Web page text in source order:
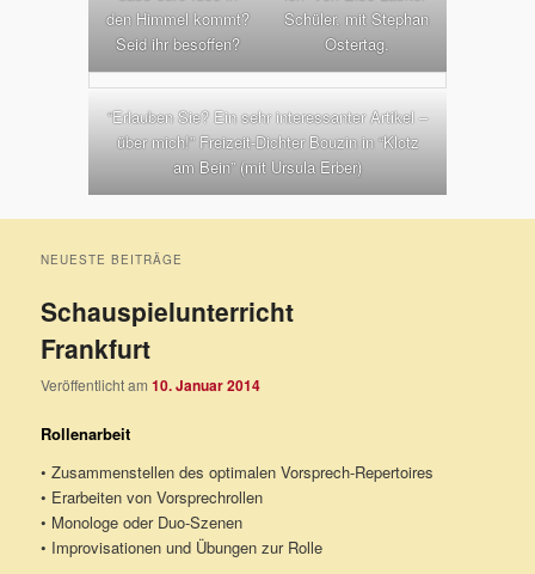
den Himmel kommt?
Seid ihr besoffen?
Schüler, mit Stephan
Ostertag.
“Erlauben Sie? Ein sehr interessanter Artikel –
über mich!” Freizeit-Dichter Bouzin in “Klotz
am Bein” (mit Ursula Erber)
NEUESTE BEITRÄGE
Schauspielunterricht
Frankfurt
Veröffentlicht am10. Januar 2014
Rollenarbeit
• Zusammenstellen des optimalen Vorsprech-Repertoires
• Erarbeiten von Vorsprechrollen
• Monologe oder Duo-Szenen
• Improvisationen und Übungen zur Rolle